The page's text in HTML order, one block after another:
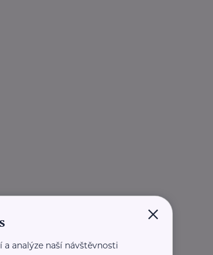
×
analýze naší návštěvnosti